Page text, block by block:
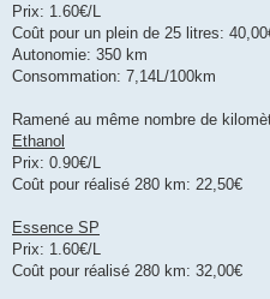
Prix: 1.60€/L
Coût pour un plein de 25 litres:
Autonomie: 350 km
Consommation: 7,14L/100km
Ramené au même nombre de
Ethanol
Prix: 0.90€/L
Coût pour réalisé 280 km: 22,50€
Essence SP
Prix: 1.60€/L
Coût pour réalisé 280 km: 32,00€